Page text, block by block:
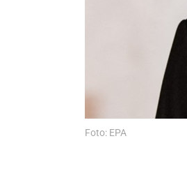
Foto: EPA